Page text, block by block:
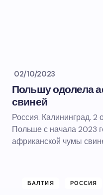
02/10/2023
Польшу одолела
свиней
Россия. Калининград. 2
Польше с начала 2023
африканской чумы
БАЛТИЯ РОССИЯ